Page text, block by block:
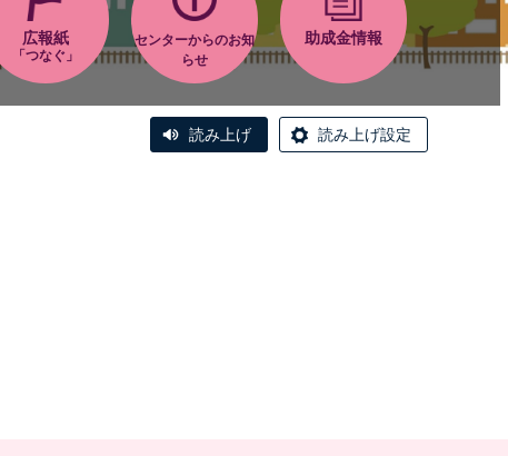
広報紙
「つなぐ」
センターからのお知
らせ
助成金情報
読み上げ 読み上げ設定